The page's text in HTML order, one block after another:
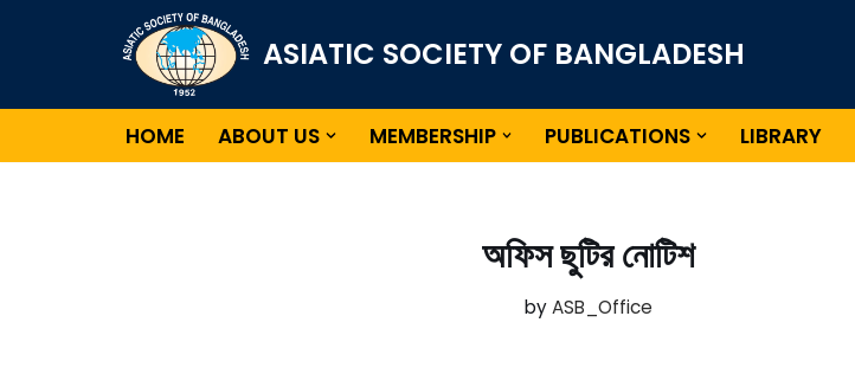
ASIATIC SOCIETY OF BANGLADESH
HOME ABOUT US MEMBERSHIP PUBLICATIONS LIBRARY
অফিস ছুটির নোটিশ
byASB_Office